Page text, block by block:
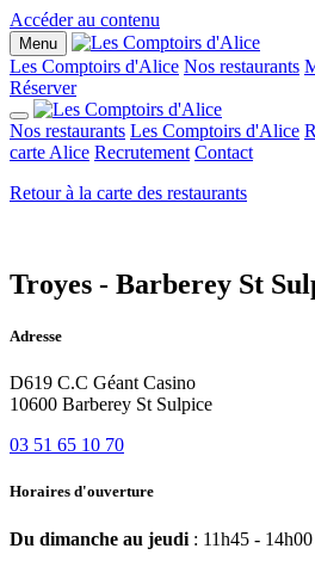
Accéder au contenu
Menu
Les Comptoirs d'Alice Nos restaurants
Réserver
Nos restaurants Les Comptoirs d'Alice
carte Alice Recrutement Contact
Retour à la carte des restaurants
Troyes - Barberey St
Adresse
D619 C.C Géant Casino
10600 Barberey St Sulpice
03 51 65 10 70
Horaires d'ouverture
Du dimanche au jeudi : 11h45 -
Panneau de gestion des cookies